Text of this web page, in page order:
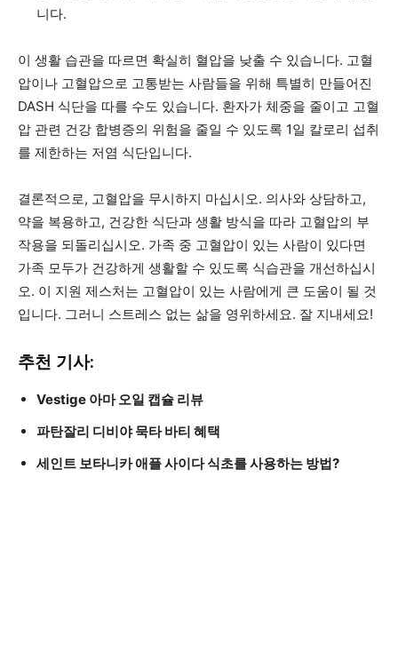
니다.
이 생활 습관을 따르면 확실히 혈압을 낮출 수 있습니다. 고혈
압이나 고혈압으로 고통받는 사람들을 위해 특별히 만들어진
DASH 식단을 따를 수도 있습니다. 환자가 체중을 줄이고 고혈
압 관련 건강 합병증의 위험을 줄일 수 있도록 1일 칼로리 섭취
를 제한하는 저염 식단입니다.
결론적으로, 고혈압을 무시하지 마십시오. 의사와 상담하고,
약을 복용하고, 건강한 식단과 생활 방식을 따라 고혈압의 부
작용을 되돌리십시오. 가족 중 고혈압이 있는 사람이 있다면
가족 모두가 건강하게 생활할 수 있도록 식습관을 개선하십시
오. 이 지원 제스처는 고혈압이 있는 사람에게 큰 도움이 될 것
입니다. 그러니 스트레스 없는 삶을 영위하세요. 잘 지내세요!
추천 기사:
Vestige 아마 오일 캡슐 리뷰
파탄잘리 디비야 묵타 바티 혜택
세인트 보타니카 애플 사이다 식초를 사용하는 방법?